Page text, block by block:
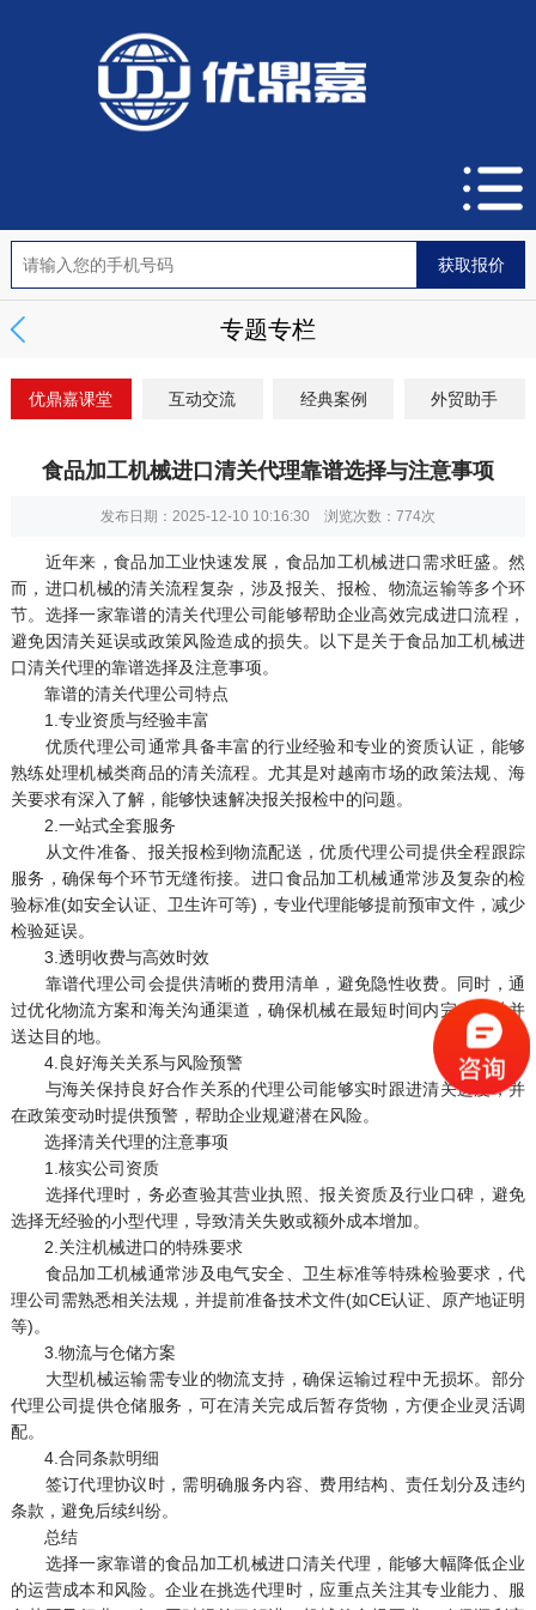
专题专栏
优鼎嘉课堂 互动交流 经典案例 外贸助手
食品加工机械进口清关代理靠谱选择与注意事项
发布日期：2025-12-10 10:16:30 浏览次数： 774次
近年来，食品加工业快速发展，食品加工机械进口需求旺盛。然
而，进口机械的清关流程复杂，涉及报关、报检、物流运输等多个环
节。选择一家靠谱的清关代理公司能够帮助企业高效完成进口流程，
避免因清关延误或政策风险造成的损失。以下是关于食品加工机械进
口清关代理的靠谱选择及注意事项。
靠谱的清关代理公司特点
1.专业资质与经验丰富
优质代理公司通常具备丰富的行业经验和专业的资质认证，能够
熟练处理机械类商品的清关流程。尤其是对越南市场的政策法规、海
关要求有深入了解，能够快速解决报关报检中的问题。
2.一站式全套服务
从文件准备、报关报检到物流配送，优质代理公司提供全程跟踪
服务，确保每个环节无缝衔接。进口食品加工机械通常涉及复杂的检
验标准(如安全认证、卫生许可等)，专业代理能够提前预审文件，减少
检验延误。
3.透明收费与高效时效
靠谱代理公司会提供清晰的费用清单，避免隐性收费。同时，通
过优化物流方案和海关沟通渠道，确保机械在最短时间内完成清关并
送达目的地。
4.良好海关关系与风险预警
与海关保持良好合作关系的代理公司能够实时跟进清关进度，并
在政策变动时提供预警，帮助企业规避潜在风险。
选择清关代理的注意事项
1.核实公司资质
选择代理时，务必查验其营业执照、报关资质及行业口碑，避免
选择无经验的小型代理，导致清关失败或额外成本增加。
2.关注机械进口的特殊要求
食品加工机械通常涉及电气安全、卫生标准等特殊检验要求，代
理公司需熟悉相关法规，并提前准备技术文件(如CE认证、原产地证明
等)。
3.物流与仓储方案
大型机械运输需专业的物流支持，确保运输过程中无损坏。部分
代理公司提供仓储服务，可在清关完成后暂存货物，方便企业灵活调
配。
4.合同条款明细
签订代理协议时，需明确服务内容、费用结构、责任划分及违约
条款，避免后续纠纷。
总结
选择一家靠谱的食品加工机械进口清关代理，能够大幅降低企业
的运营成本和风险。企业在挑选代理时，应重点关注其专业能力、服